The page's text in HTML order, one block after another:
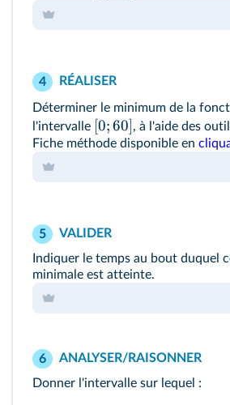
4 RÉALISER
Déterminer le minimum de la
l'intervalle [0;60], à l'aide des
Fiche méthode disponible en
5
VALIDER
Indiquer le temps au bout duquel
minimale est atteinte.
6
ANALYSER/RAISONNER
Donner l'intervalle sur lequel :